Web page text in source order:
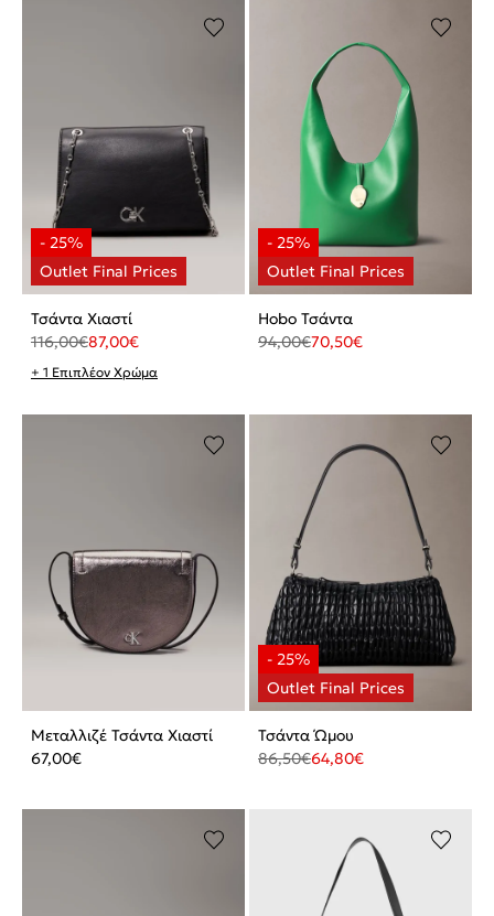
Τσάντα Χιαστί
116,00€87,00€
+ 1 Επιπλέον Χρώμα
Hobo Τσάντα
94,00€70,50€
Μεταλλιζέ Τσάντα Χιαστί
67,00€
Τσάντα Ώμου
86,50€64,80€